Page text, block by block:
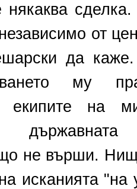
някаква
от
да
му
екипите на
не върши.
исканията